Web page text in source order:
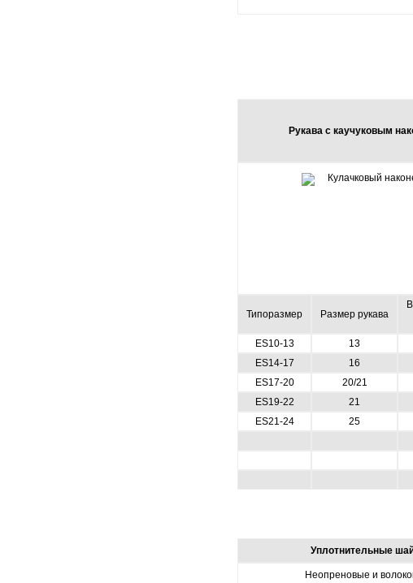
Рукава с каучуковым
Типоразмер Размер рукава
ES10-13 13
ES14-17
16
ES17-20
20/21
ES19-22
21
ES21-24
25
Уплотнительные
Неопреновые и